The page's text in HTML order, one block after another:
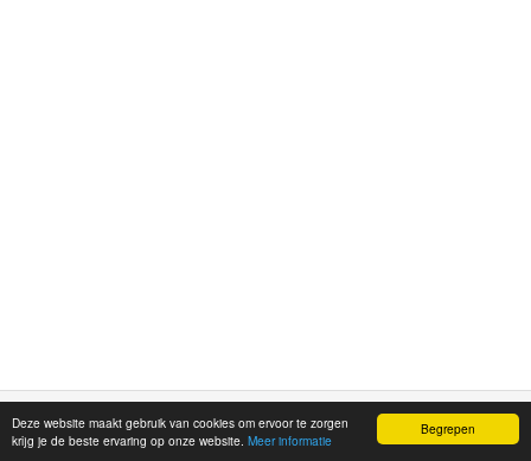
Begrepen
Deze website maakt gebruik van cookies om ervoor te zorgen
krijg je de beste ervaring op onze website. Meer informatie
©Mitivu Sports2026